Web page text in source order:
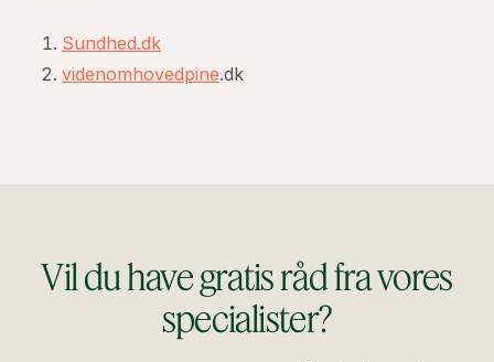
Sundhed.dk
videnomhovedpine.dk
Vil du have gratis råd fra vores
specialister?